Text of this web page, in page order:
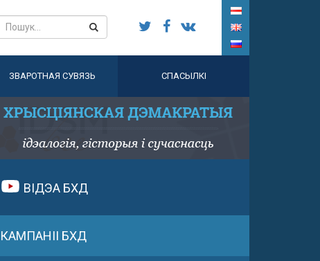
ЗВАРОТНАЯ СУВЯЗЬ СПАСЫЛКІ
ВІДЭА БХД
КАМПАНІІ БХД